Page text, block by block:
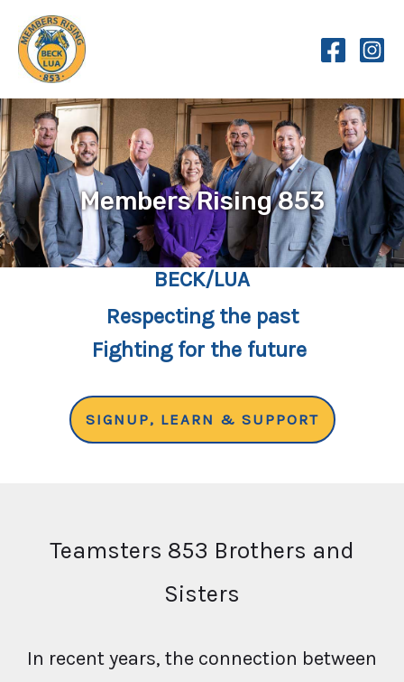
content
Members Rising 853
BECK/LUA
Respecting the past
Fighting for the future
SIGNUP, LEARN & SUPPORT
Teamsters 853 Brothers and
Sisters
In recent years, the connection between